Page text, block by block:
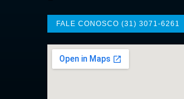
FALE CONOSCO (31) 3071-6261